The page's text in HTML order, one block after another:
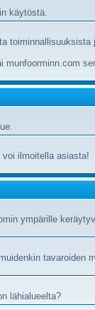
käytöstä.
toiminnallisuuksista
munfoorminn.com
ilmoitella asiasta!
ympärille
tavaroiden
lähialueelta?